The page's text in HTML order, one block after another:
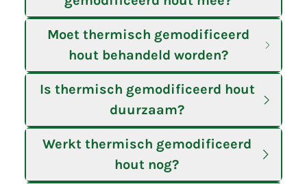
Moet thermisch gemodificeerd
hout behandeld worden?
Is thermisch gemodificeerd hout
duurzaam?
Werkt thermisch gemodificeerd
hout nog?